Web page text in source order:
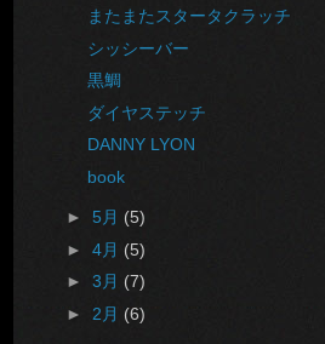
またまたスタータクラッチ
シッシーバー
黒鯛
ダイヤステッチ
DANNY LYON
book
► 5月 (5)
► 4月 (5)
► 3月 (7)
► 2月 (6)